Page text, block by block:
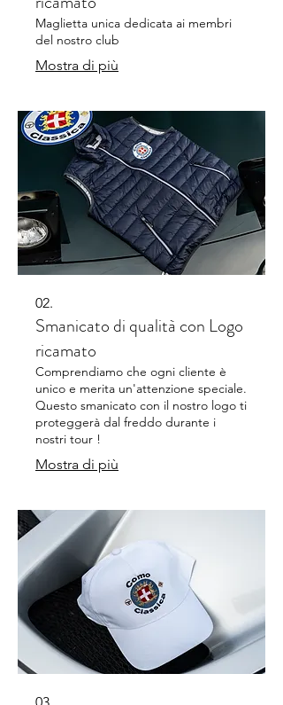
Maglietta unica dedicata ai membri
del nostro club
Mostra di più
02.
Smanicato di qualità con Logo
ricamato
Comprendiamo che ogni cliente è
unico e merita un'attenzione speciale.
Questo smanicato con il nostro logo ti
proteggerà dal freddo durante i
nostri tour !
Mostra di più